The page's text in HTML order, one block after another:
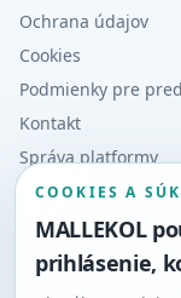
Ochrana údajov
Cookies
Podmienky pre
Kontakt
Správa platformy
COOKIES A
MALLEKOL
prihlásenie,